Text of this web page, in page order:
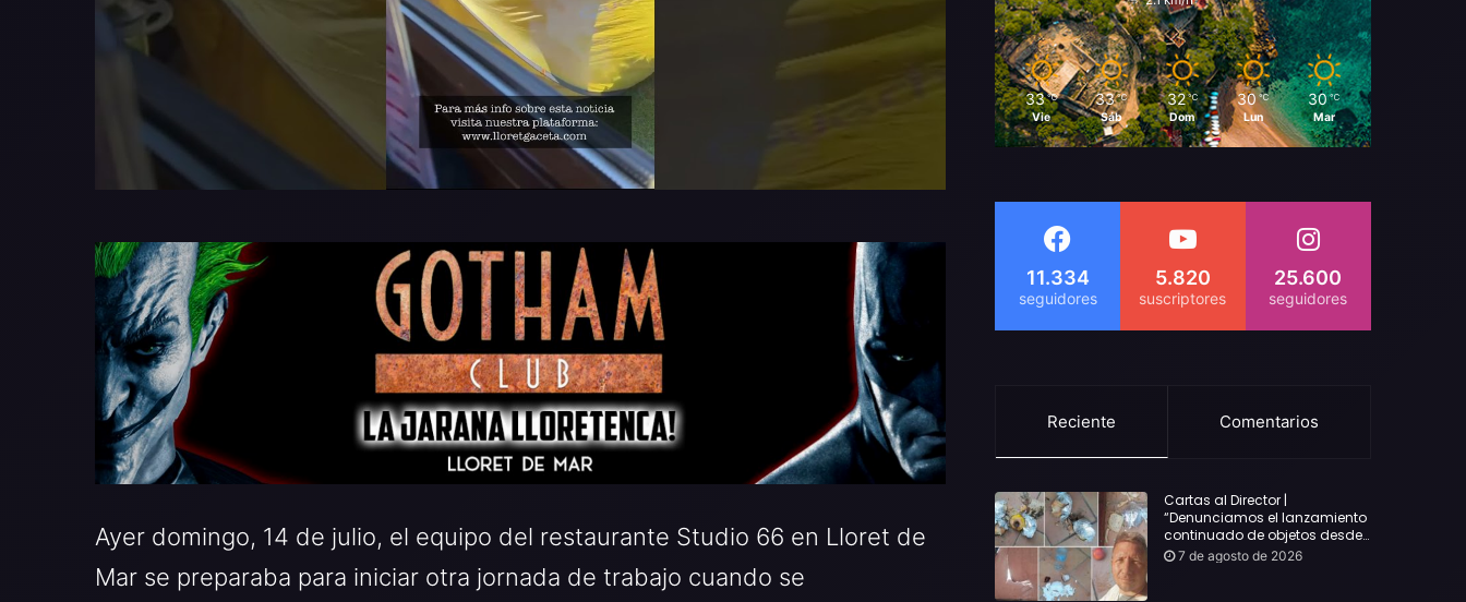
Ayer domingo, 14 de julio, el equipo del restaurante Studio 66 en Lloret de
Mar se preparaba para iniciar otra jornada de trabajo cuando se
33 ℃
Vie
33 ℃
Sáb
32 ℃
Dom
30 ℃
Lun
30 ℃
Mar
11.334 5.820 25.600
Reciente Comentarios
Cartas al Director |
“Denunciamos el lanzamiento
continuado de objetos desde
alojamientos turísticos a
7 de agosto de 2026